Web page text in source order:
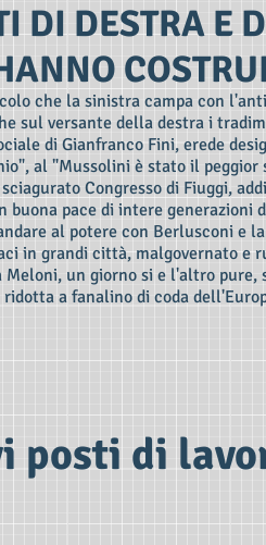
DI DESTRA E
che la sinistra campa con
sul versante della destra i
di Gianfranco Fini, erede
al "Mussolini è stato il
Congresso di Fiuggi,
buona pace di intere
al potere con Berlusconi e
in grandi città, malgovernato e
un giorno si e l'altro
a fanalino di coda
posti di